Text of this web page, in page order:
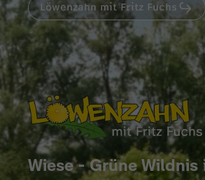
Löwenzahn mit Fritz Fuchs
Wiese - Grüne Wildnis